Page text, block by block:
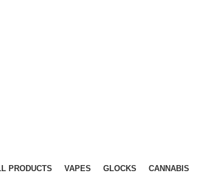
PRODUCTS VAPES GLOCKS CANNABIS